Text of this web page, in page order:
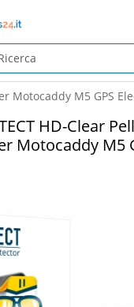
Motocaddy M5 GPS
HD-Clear
Motocaddy M5